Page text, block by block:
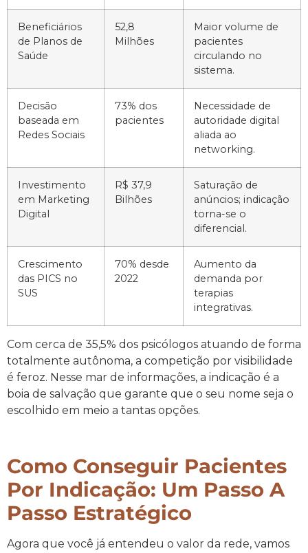
Beneficiários
de Planos de
Saúde
52,8
Milhões
Maior volume de
pacientes
circulando no
sistema.
Decisão
baseada em
Redes Sociais
73% dos
pacientes
Necessidade de
autoridade digital
aliada ao
networking.
Investimento
em Marketing
Digital
R$ 37,9
Bilhões
Saturação de
anúncios; indicação
torna-se o
diferencial.
Crescimento
das PICS no
SUS
70% desde
2022
Aumento da
demanda por
terapias
integrativas.
Com cerca de 35,5% dos psicólogos atuando de forma
totalmente autônoma, a competição por visibilidade
é feroz. Nesse mar de informações, a indicação é a
boia de salvação que garante que o seu nome seja o
escolhido em meio a tantas opções.
Como Conseguir Pacientes
Por Indicação: Um Passo A
Passo Estratégico
Agora que você já entendeu o valor da rede, vamos